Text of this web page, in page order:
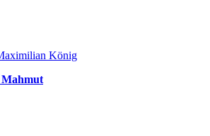
König
Mahmut